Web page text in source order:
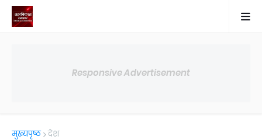
Responsive Advertisement
मुख्यपृष्ठ देश